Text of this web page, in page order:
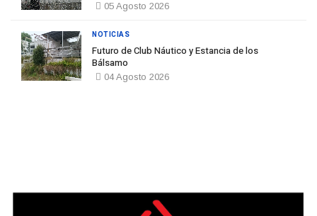
05 Agosto 2026
Futuro de Club Náutico y Estancia de los
Bálsamo
04 Agosto 2026
NOTICIAS